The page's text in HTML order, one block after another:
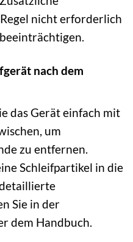
nicht erforderlich
nach dem
das Gerät einfach mit
um
zu entfernen.
Schleifpartikel in die
Sie in der
dem Handbuch.